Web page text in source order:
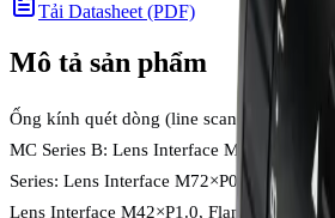
Tải Datasheet (PDF)
Mô tả sản phẩm
Ống kính quét dòng (line scan) Chiopt
MC Series B: Lens Interface M58×P0.75,
Series: Lens Interface M72×P0.75, Flange
Lens Interface M42×P1.0, Flange Distance